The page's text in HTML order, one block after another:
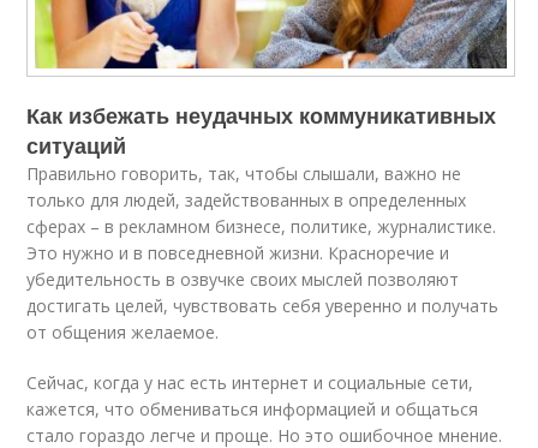
Как избежать неудачных коммуникативных
ситуаций
Правильно говорить, так, чтобы слышали, важно не
только для людей, задействованных в определенных
сферах – в рекламном бизнесе, политике, журналистике.
Это нужно и в повседневной жизни. Красноречие и
убедительность в озвучке своих мыслей позволяют
достигать целей, чувствовать себя уверенно и получать
от общения желаемое.
Сейчас, когда у нас есть интернет и социальные сети,
кажется, что обмениваться информацией и общаться
стало гораздо легче и проще. Но это ошибочное мнение.